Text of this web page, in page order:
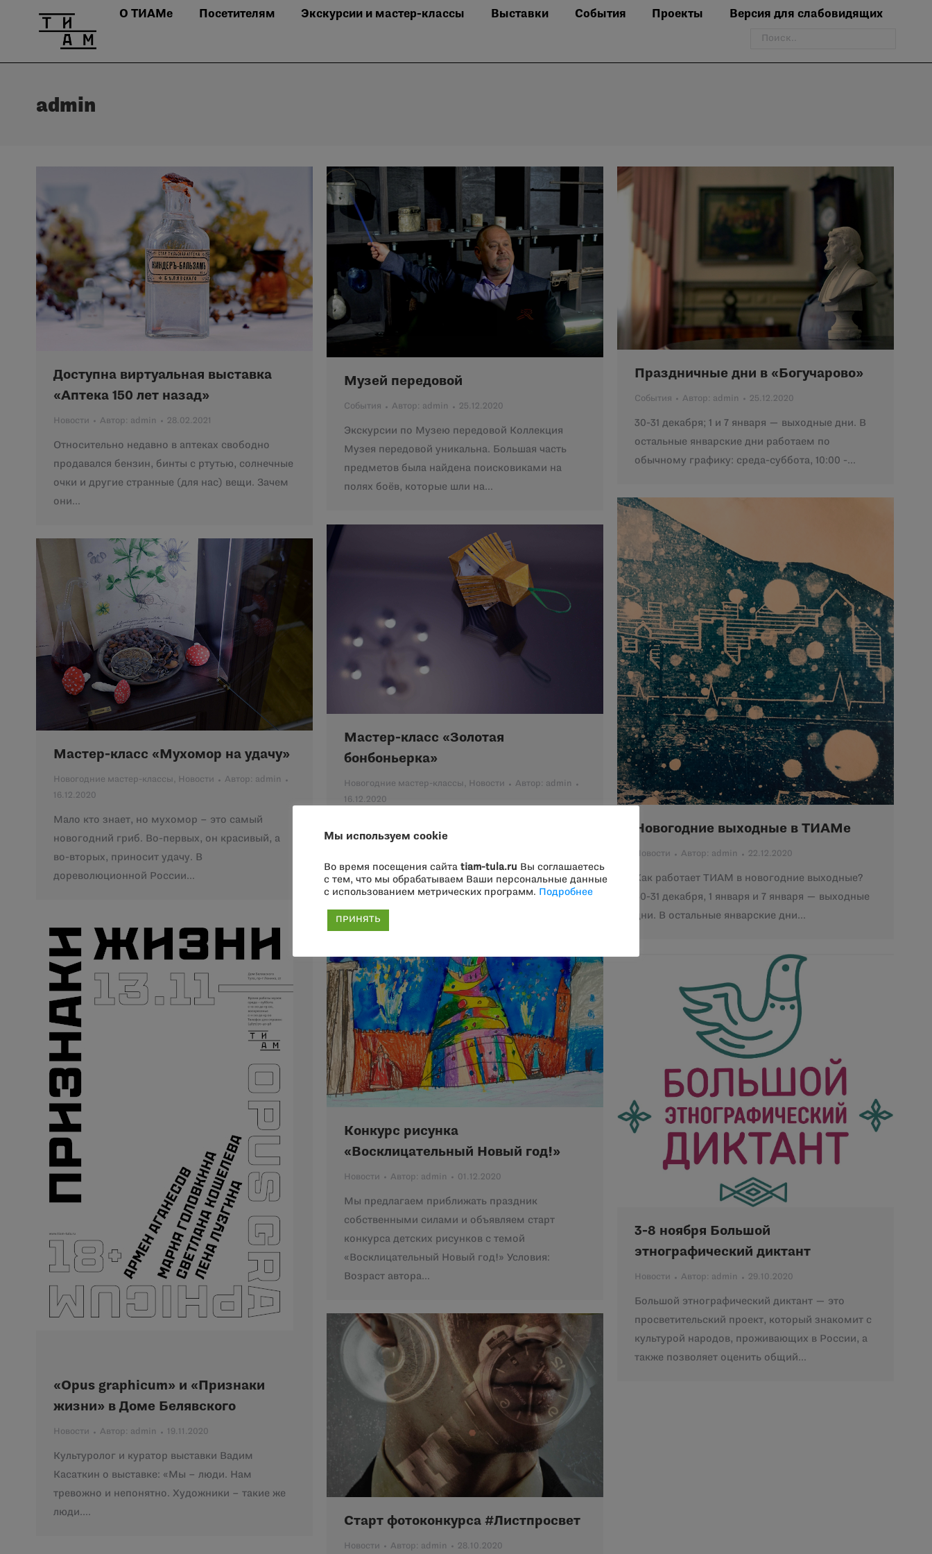
О ТИАМе Посетителям Экскурсии и мастер-классы Выставки События Проекты Версия для слабовидящих
Поиск:
admin
Доступна виртуальная выставка
«Аптека 150 лет назад»
Новости Автор: admin 28.02.2021
Относительно недавно в аптеках свободно
продавался бензин, бинты с ртутью, солнечные
очки и другие странные (для нас) вещи. Зачем
они…
Музей передовой
События Автор: admin 25.12.2020
Экскурсии по Музею передовой Коллекция
Музея передовой уникальна. Большая часть
предметов была найдена поисковиками на
полях боёв, которые шли на…
Праздничные дни в «Богучарово»
События Автор: admin 25.12.2020
30-31 декабря; 1 и 7 января — выходные дни. В
остальные январские дни работаем по
обычному графику: среда-суббота, 10:00 -…
Новогодние выходные в ТИАМе
Новости Автор: admin 22.12.2020
Как работает ТИАМ в новогодние выходные?
30-31 декабря, 1 января и 7 января — выходные
дни. В остальные январские дни…
Мастер-класс «Золотая
бонбоньерка»
Новогодние мастер-классы, Новости Автор: admin
16.12.2020
абсолютной тайне от детей. В тот же вечер
украшенное фруктами, пряничками…
Мастер-класс «Мухомор на удачу»
Новогодние мастер-классы, Новости Автор: admin
16.12.2020
Мало кто знает, но мухомор – это самый
новогодний гриб. Во-первых, он красивый, а
во-вторых, приносит удачу. В
дореволюционной России…
Конкурс рисунка
«Восклицательный Новый год!»
Новости Автор: admin 01.12.2020
Мы предлагаем приближать праздник
собственными силами и объявляем старт
конкурса детских рисунков с темой
«Восклицательный Новый год!» Условия:
Возраст автора…
«Opus graphicum» и «Признаки
жизни» в Доме Белявского
Новости Автор: admin 19.11.2020
Культуролог и куратор выставки Вадим
Касаткин о выставке: «Мы – люди. Нам
тревожно и непонятно. Художники – такие же
люди.…
3-8 ноября Большой
этнографический диктант
Новости Автор: admin 29.10.2020
Большой этнографический диктант — это
просветительский проект, который знакомит с
культурой народов, проживающих в России, а
также позволяет оценить общий…
Старт фотоконкурса #Листпросвет
Новости Автор: admin 28.10.2020
Мы используем cookie
Во время посещения сайта tiam-tula.ru Вы соглашаетесь
с тем, что мы обрабатываем Ваши персональные данные
с использованием метрических программ.
Подробнее
ПРИНЯТЬ